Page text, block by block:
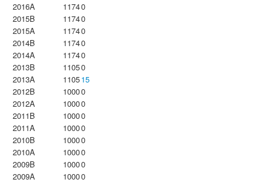
2016A
11740
2015B
11740
2015A
11740
2014B
11740
2014A
11740
2013B
11050
2013A
110515
2012B
10000
2012A
10000
2011B
10000
2011A
10000
2010B
10000
2010A
10000
2009B
10000
2009A
10000